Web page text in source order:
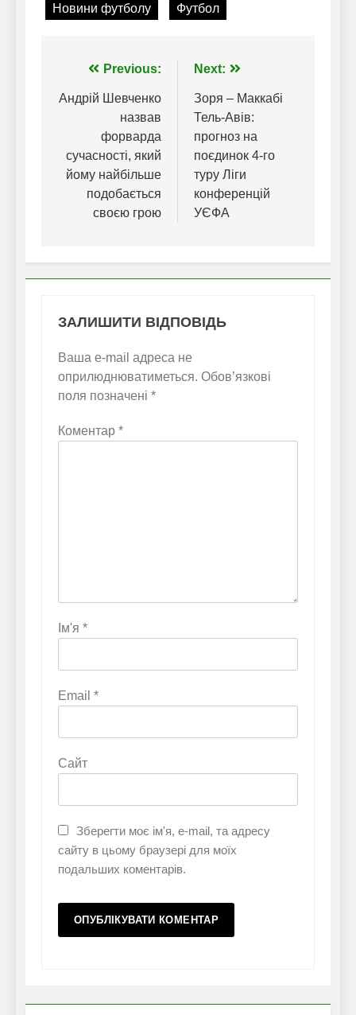
Новини футболу Футбол
Навігація
записів
Previous:
Андрій Шевченко
назвав
форварда
сучасності, який
йому найбільше
подобається
своєю грою
Next:
Зоря – Маккабі
Тель-Авів:
прогноз на
поєдинок 4-го
туру Ліги
конференцій
УЄФА
ЗАЛИШИТИ ВІДПОВІДЬ
Ваша e-mail адреса не
оприлюднюватиметься. Обов’язкові
поля позначені *
Коментар *
Ім'я *
Email *
Сайт
Зберегти моє ім'я, e-mail, та адресу
сайту в цьому браузері для моїх
подальших коментарів.